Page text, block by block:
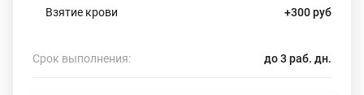
Взятие крови +300 руб
Срок выполнения: до 3 раб. дн.